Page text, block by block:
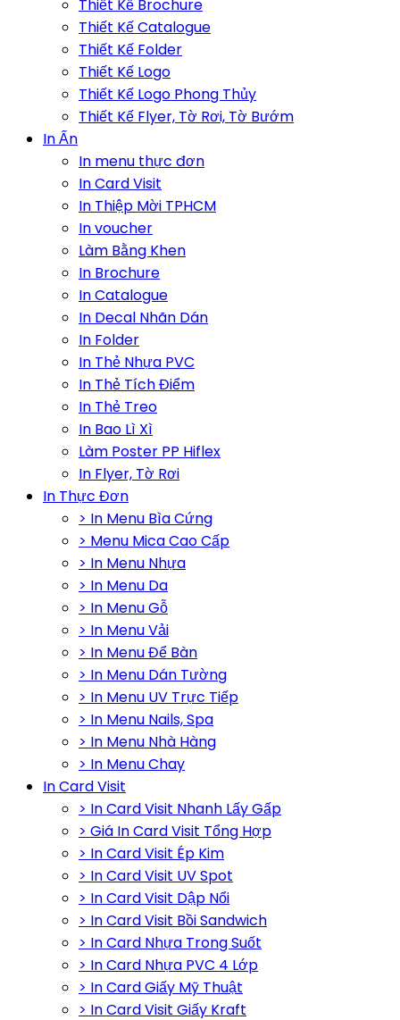
Thiết Kế Brochure
Thiết Kế Catalogue
Thiết Kế Folder
Thiết Kế Logo
Thiết Kế Logo Phong Thủy
Thiết Kế Flyer, Tờ Rơi, Tờ Bướm
In Ấn
In menu thực đơn
In Card Visit
In Thiệp Mời TPHCM
In voucher
Làm Bằng Khen
In Brochure
In Catalogue
In Decal Nhãn Dán
In Folder
In Thẻ Nhựa PVC
In Thẻ Tích Điểm
In Thẻ Treo
In Bao Lì Xì
Làm Poster PP Hiflex
In Flyer, Tờ Rơi
In Thực Đơn
> In Menu Bìa Cứng
> Menu Mica Cao Cấp
> In Menu Nhựa
> In Menu Da
> In Menu Gỗ
> In Menu Vải
> In Menu Để Bàn
> In Menu Dán Tường
> In Menu UV Trực Tiếp
> In Menu Nails, Spa
> In Menu Nhà Hàng
> In Menu Chay
In Card Visit
> In Card Visit Nhanh Lấy Gấp
> Giá In Card Visit Tổng Hợp
> In Card Visit Ép Kim
> In Card Visit UV Spot
> In Card Visit Dập Nổi
> In Card Visit Bồi Sandwich
> In Card Nhựa Trong Suốt
> In Card Nhựa PVC 4 Lớp
> In Card Giấy Mỹ Thuật
> In Card Visit Giấy Kraft